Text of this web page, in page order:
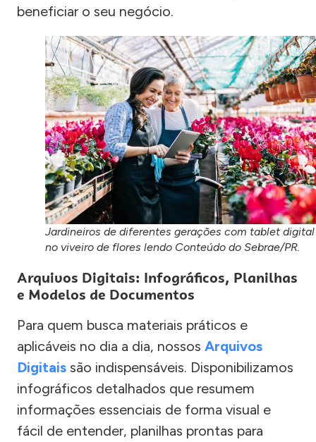
beneficiar o seu negócio.
Jardineiros de diferentes gerações com tablet digital
no viveiro de flores lendo Conteúdo do Sebrae/PR.
Arquivos Digitais: Infográficos, Planilhas
e Modelos de Documentos
Para quem busca materiais práticos e
aplicáveis no dia a dia, nossos Arquivos
Digitais são indispensáveis. Disponibilizamos
infográficos detalhados que resumem
informações essenciais de forma visual e
fácil de entender, planilhas prontas para